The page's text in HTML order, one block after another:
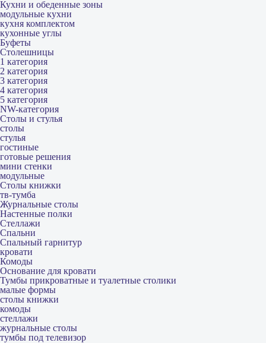
Кухни и обеденные зоны
модульные кухни
кухня комплектом
кухонные углы
Буфеты
Столешницы
1 категория
2 категория
3 категория
4 категория
5 категория
NW-категория
Столы и стулья
столы
стулья
гостиные
готовые решения
мини стенки
модульные
Столы книжки
тв-тумба
Журнальные столы
Настенные полки
Стеллажи
Спальни
Спальный гарнитур
кровати
Комоды
Основание для кровати
Тумбы прикроватные и туалетные столики
малые формы
столы книжки
комоды
стеллажи
журнальные столы
тумбы под телевизор